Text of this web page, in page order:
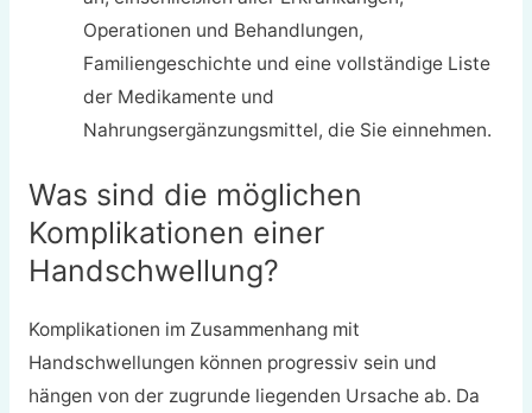
Operationen und Behandlungen,
Familiengeschichte und eine vollständige Liste
der Medikamente und
Nahrungsergänzungsmittel, die Sie einnehmen.
Was sind die möglichen
Komplikationen einer
Handschwellung?
Komplikationen im Zusammenhang mit
Handschwellungen können progressiv sein und
hängen von der zugrunde liegenden Ursache ab. Da